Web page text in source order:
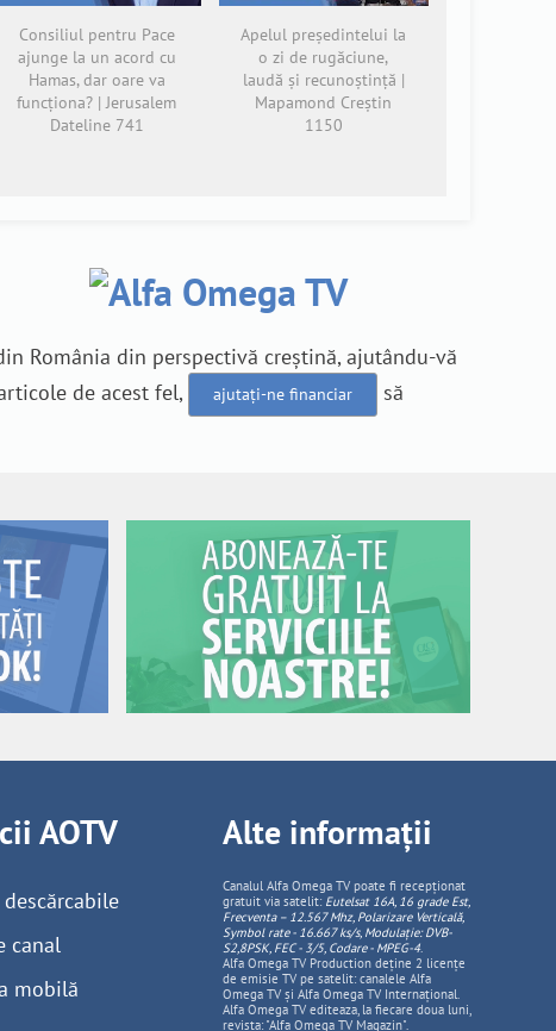
Consiliul pentru Pace
ajunge la un acord cu
Hamas, dar oare va
funcționa? | Jerusalem
Dateline 741
Apelul președintelui la
o zi de rugăciune,
laudă și recunoștință |
Mapamond Creștin
1150
România din perspectivă creștină, ajutându-vă
de acest fel,
ajutați-ne financiar
să
AOTV
descărcabile
canal
mobilă
Alte informații
Canalul Alfa Omega TV poate fi recepționat
gratuit via satelit: Eutelsat 16A, 16 grade Est,
Frecventa – 12.567 Mhz, PolarizareVerticală,
Symbol rate - 16.667 ks/s, Modulație: DVB-
S2,8PSK, FEC - 3/5, Codare - MPEG-4.
Alfa Omega TV Production deține 2 licențe
de emisie TV pe satelit: canalele Alfa
Omega TV și Alfa Omega TV Internațional.
Alfa Omega TV editeaza, la fiecare doua luni,
revista: "Alfa Omega TV Magazin".